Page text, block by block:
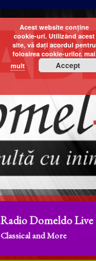
Radio Domeldo Live
Classical and More
Acest website conține
cookie-uri. Utilizând acest
site, vă dați acordul pentru
folosirea cookie-urilor. mai
mult
Accept